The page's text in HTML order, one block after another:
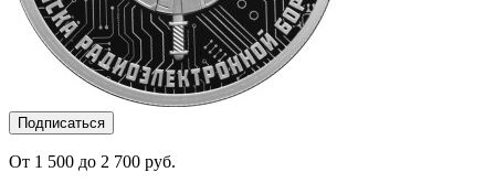
Подписаться
От 1 500 до 2 700 руб.